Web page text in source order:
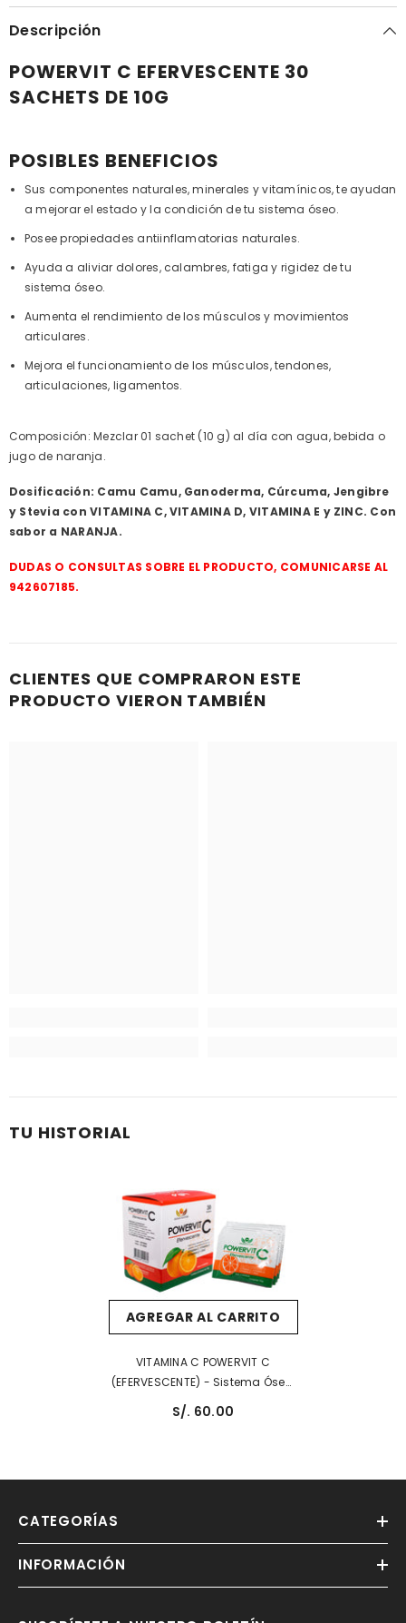
Descripción
POWERVIT C EFERVESCENTE 30
SACHETS DE 10G
POSIBLES BENEFICIOS
Sus componentes naturales, minerales y vitamínicos, te ayudan
a mejorar el estado y la condición de tu sistema óseo.
Posee propiedades antiinflamatorias naturales.
Ayuda a aliviar dolores, calambres, fatiga y rigidez de tu
sistema óseo.
Aumenta el rendimiento de los músculos y movimientos
articulares.
Mejora el funcionamiento de los músculos, tendones,
articulaciones, ligamentos.
Composición: Mezclar 01 sachet (10 g) al día con agua, bebida o
jugo de naranja.
Dosificación: Camu Camu, Ganoderma, Cúrcuma, Jengibre
y Stevia con VITAMINA C, VITAMINA D, VITAMINA E y ZINC. Con
sabor a NARANJA.
DUDAS O CONSULTAS SOBRE EL PRODUCTO, COMUNICARSE AL
942607185.
CLIENTES QUE COMPRARON ESTE
PRODUCTO VIERON TAMBIÉN
TU HISTORIAL
AGREGAR AL CARRITO
VITAMINA C POWERVIT C
(EFERVESCENTE) - Sistema Óseo,
Articular Y Muscular
S/. 60.00
CATEGORÍAS
INFORMACIÓN